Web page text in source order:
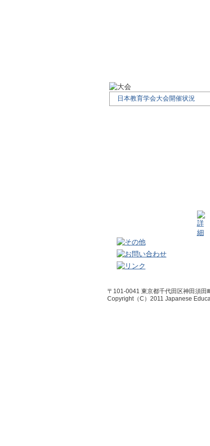
日本教育学会大会開催状況
〒101-0041 東京都千代田区神田須田
Copyright（C）2011 Japanese